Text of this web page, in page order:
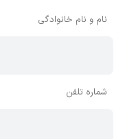
نام و نام خانوادگی
شماره تلفن